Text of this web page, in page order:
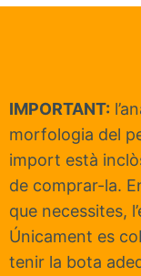
IMPORTANT:
morfologia del
import està
de comprar-la.
que necessites,
Únicament es
tenir la bota